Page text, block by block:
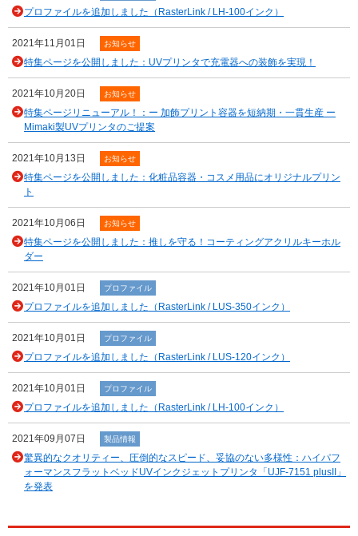
プロファイルを追加しました（RasterLink / LH-100インク）
2021年11月01日 お知らせ
特集ページを公開しました：UVプリンタで充電器への装飾を実現！
2021年10月20日 お知らせ
特集ページリニューアル！：ー 加飾プリント容器を短納期・一貫生産 ー
Mimaki製UVプリンタのご提案
2021年10月13日 お知らせ
特集ページを公開しました：化粧品容器・コスメ用品にオリジナルプリン
ト
2021年10月06日 お知らせ
特集ページを公開しました：推しを守る！コーティングアクリルキーホル
ダー
2021年10月01日 プロファイル
プロファイルを追加しました（RasterLink / LUS-350インク）
2021年10月01日 プロファイル
プロファイルを追加しました（RasterLink / LUS-120インク）
2021年10月01日 プロファイル
プロファイルを追加しました（RasterLink / LH-100インク）
2021年09月07日 製品情報
驚異的なクオリティー、圧倒的なスピード、妥協のない多様性：ハイパフ
ォーマンスフラットベッドUVインクジェットプリンタ「UJF-7151 plusII」
を発表